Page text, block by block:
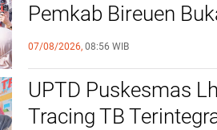
Pemkab Bireuen
Bantuan Banjir
07/08/2026, 08:56 WIB
UPTD Puskesmas
‎Tracing TB